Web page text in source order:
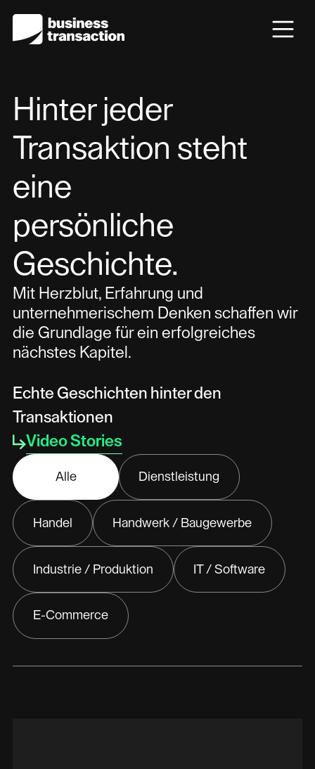
Hinter jeder
Transaktion steht
eine
persönliche
Geschichte.
Mit Herzblut, Erfahrung und
unternehmerischem Denken schaffen wir
die Grundlage für ein erfolgreiches
nächstes Kapitel.
Echte Geschichten hinter den
Transaktionen
Video Stories
Alle Dienstleistung
Handel Handwerk / Baugewerbe
Industrie / Produktion IT / Software
E-Commerce